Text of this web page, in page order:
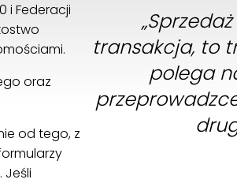
i Federacji
oraz
od tego, z
transakcja, to
polega